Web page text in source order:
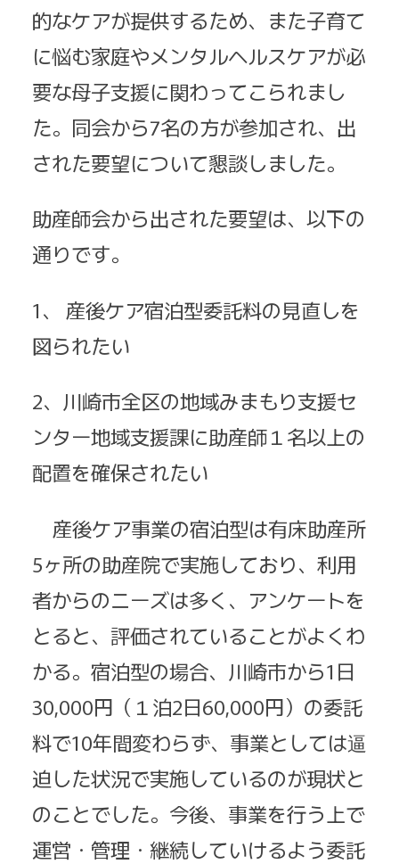
的なケアが提供するため、また子育て
に悩む家庭やメンタルヘルスケアが必
要な母子支援に関わってこられまし
た。同会から7名の方が参加され、出
された要望について懇談しました。
助産師会から出された要望は、以下の
通りです。
1、 産後ケア宿泊型委託料の見直しを
図られたい
2、川崎市全区の地域みまもり支援セ
ンター地域支援課に助産師１名以上の
配置を確保されたい
産後ケア事業の宿泊型は有床助産所
5ヶ所の助産院で実施しており、利用
者からのニーズは多く、アンケートを
とると、評価されていることがよくわ
かる。宿泊型の場合、川崎市から1日
30,000円（１泊2日60,000円）の委託
料で10年間変わらず、事業としては逼
迫した状況で実施しているのが現状と
のことでした。今後、事業を行う上で
運営・管理・継続していけるよう委託